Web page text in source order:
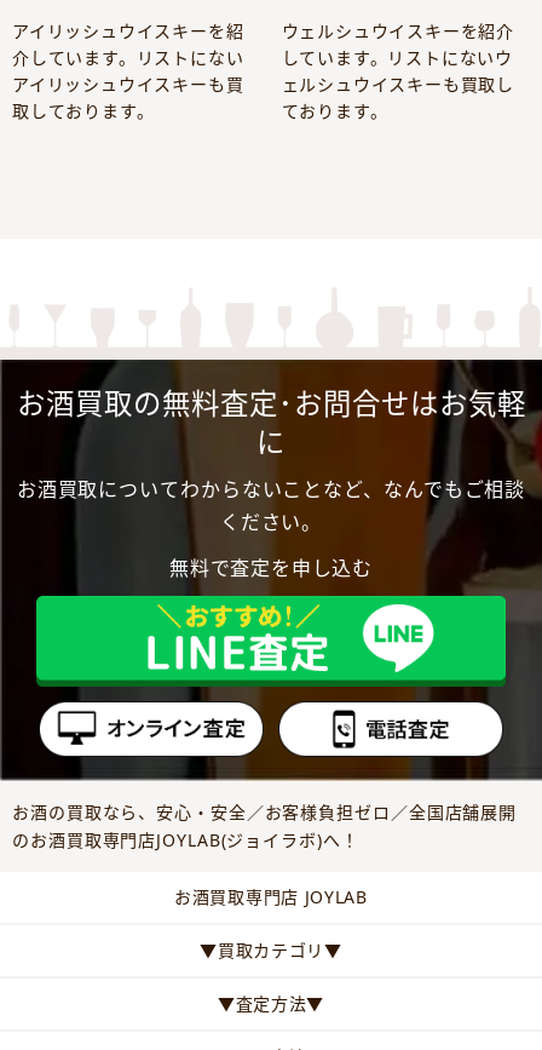
アイリッシュウイスキーを紹
介しています。リストにない
アイリッシュウイスキーも買
取しております。
ウェルシュウイスキーを紹介
しています。リストにないウ
ェルシュウイスキーも買取し
ております。
お酒買取の無料査定･お問合せはお気軽
に
お酒買取についてわからないことなど、なんでもご相談
ください。
無料で査定を申し込む
お酒の買取なら、安心・安全／お客様負担ゼロ／全国店舗展開
のお酒買取専門店JOYLAB(ジョイラボ)へ！
お酒買取専門店 JOYLAB
▼買取カテゴリ▼
▼査定方法▼